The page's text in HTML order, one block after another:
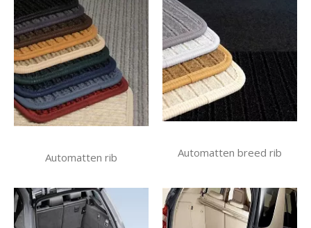
Automatten rib Automatten breed rib